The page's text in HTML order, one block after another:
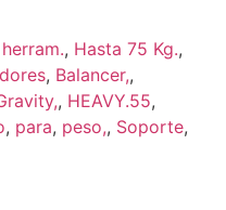
, Hasta 75 Kg.,
, Balancer,,
, HEAVY.55,
, para, peso,, Soporte,